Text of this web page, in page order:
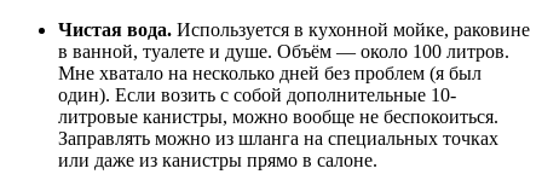
Чистая вода. Используется в кухонной мойке, раковине
в ванной, туалете и душе. Объём — около 100 литров.
Мне хватало на несколько дней без проблем (я был
один). Если возить с собой дополнительные 10-
литровые канистры, можно вообще не беспокоиться.
Заправлять можно из шланга на специальных точках
или даже из канистры прямо в салоне.